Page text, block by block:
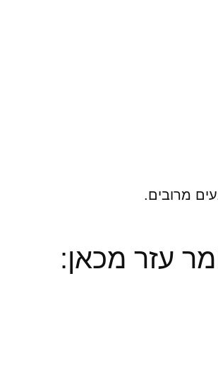
מרובים.
עזר מכאן: